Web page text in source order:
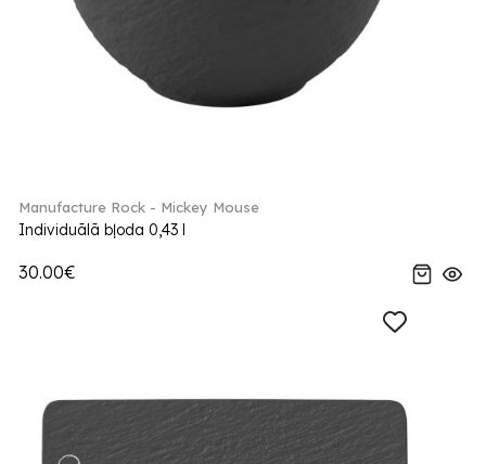
Manufacture Rock - Mickey Mouse
Individuālā bļoda 0,43 l
30.00€